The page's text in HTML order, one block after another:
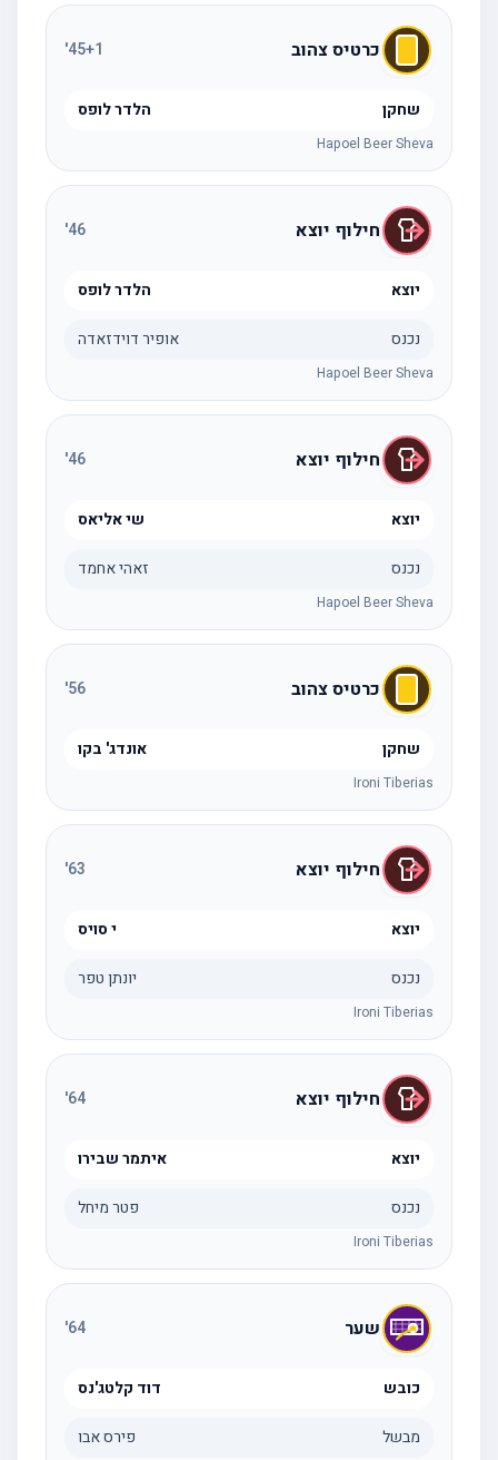
כרטיס צהוב 45+1
'
שחקן הלדר לופס
Hapoel Beer Sheva
חילוף יוצא 46
'
יוצא הלדר לופס
נכנס אופיר דוידזאדה
Hapoel Beer Sheva
חילוף יוצא 46
'
יוצא שי אליאס
נכנס זאהי אחמד
Hapoel Beer Sheva
כרטיס צהוב 56
'
שחקן אונדג' בקו
Ironi Tiberias
חילוף יוצא 63
'
יוצא י סויס
נכנס יונתן טפר
Ironi Tiberias
חילוף יוצא 64
'
יוצא איתמר שבירו
נכנס פטר מיחל
Ironi Tiberias
שער 64
'
כובש דוד קלטג'נס
מבשל פירס אבו